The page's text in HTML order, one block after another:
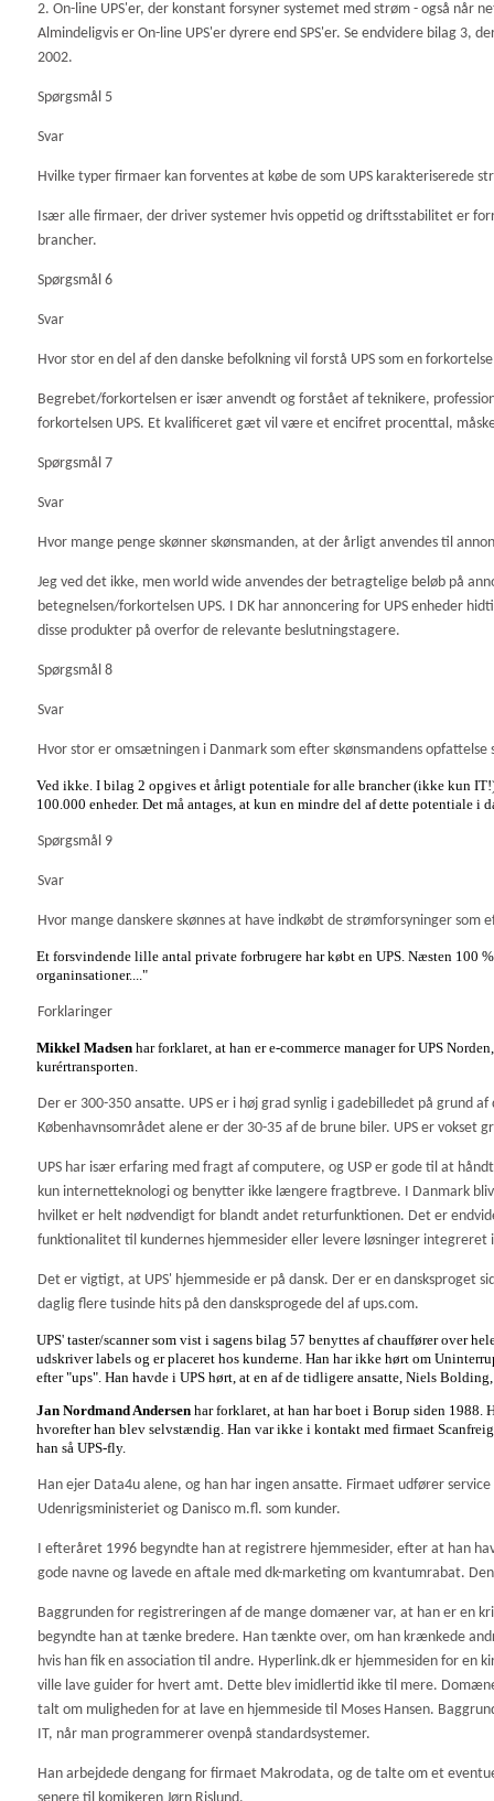
2. On-line UPS'er, der konstant forsyner systemet med strøm - også
Almindeligvis er On-line UPS'er dyrere end SPS'er. Se endvidere bilag 3,
2002.
Spørgsmål 5
Svar
Hvilke typer firmaer kan forventes at købe de som UPS karakteriserede
Især alle firmaer, der driver systemer hvis oppetid og driftsstabilitet er
brancher.
Spørgsmål 6
Svar
Hvor stor en del af den danske befolkning vil forstå UPS som en
Begrebet/forkortelsen er især anvendt og forstået af teknikere,
forkortelsen UPS. Et kvalificeret gæt vil være et encifret procenttal,
Spørgsmål 7
Svar
Hvor mange penge skønner skønsmanden, at der årligt anvendes til
Jeg ved det ikke, men world wide anvendes der betragtelige beløb på
betegnelsen/forkortelsen UPS. I DK har annoncering for UPS enheder
disse produkter på overfor de relevante beslutningstagere.
Spørgsmål 8
Svar
Hvor stor er omsætningen i Danmark som efter skønsmandens opfattelse
Ved ikke. I bilag 2 opgives et årligt potentiale for alle brancher (ikke kun
100.000 enheder. Det må antages, at kun en mindre del af dette potentiale i
Spørgsmål 9
Svar
Hvor mange danskere skønnes at have indkøbt de strømforsyninger som
Et forsvindende lille antal private forbrugere har købt en UPS. Næsten 100
organinsationer...."
Forklaringer
Mikkel Madsen har forklaret, at han er e-commerce manager for UPS
kurértransporten.
Der er 300-350 ansatte. UPS er i høj grad synlig i gadebilledet på grund
Københavnsområdet alene er der 30-35 af de brune biler. UPS er vokset
UPS har især erfaring med fragt af computere, og USP er gode til at
kun internetteknologi og benytter ikke længere fragtbreve. I Danmark
hvilket er helt nødvendigt for blandt andet returfunktionen. Det er
funktionalitet til kundernes hjemmesider eller levere løsninger integreret
Det er vigtigt, at UPS' hjemmeside er på dansk. Der er en dansksproget
daglig flere tusinde hits på den dansksprogede del af ups.com.
UPS' taster/scanner som vist i sagens bilag 57 benyttes af chauffører over
udskriver labels og er placeret hos kunderne. Han har ikke hørt om
efter "ups". Han havde i UPS hørt, at en af de tidligere ansatte, Niels
Jan Nordmand Andersen har forklaret, at han har boet i Borup siden
hvorefter han blev selvstændig. Han var ikke i kontakt med firmaet
han så UPS-fly.
Han ejer Data4u alene, og han har ingen ansatte. Firmaet udfører
Udenrigsministeriet og Danisco m.fl. som kunder.
I efteråret 1996 begyndte han at registrere hjemmesider, efter at han
gode navne og lavede en aftale med dk-marketing om kvantumrabat.
Baggrunden for registreringen af de mange domæner var, at han er en
begyndte han at tænke bredere. Han tænkte over, om han krænkede
hvis han fik en association til andre. Hyperlink.dk er hjemmesiden for en
ville lave guider for hvert amt. Dette blev imidlertid ikke til mere.
talt om muligheden for at lave en hjemmeside til Moses Hansen.
IT, når man programmerer ovenpå standardsystemer.
Han arbejdede dengang for firmaet Makrodata, og de talte om et